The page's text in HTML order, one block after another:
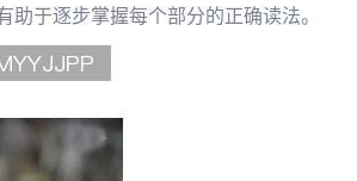
助于逐步掌握每个部分的正确读法。